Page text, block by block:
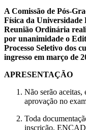
A Comissão de Pós-
Física da Universidade
Reunião Ordinária
por unanimidade o
Processo Seletivo dos
ingresso em março de
APRESENTAÇÃO
Não serão aceitas,
aprovação no
Toda
inscrição,